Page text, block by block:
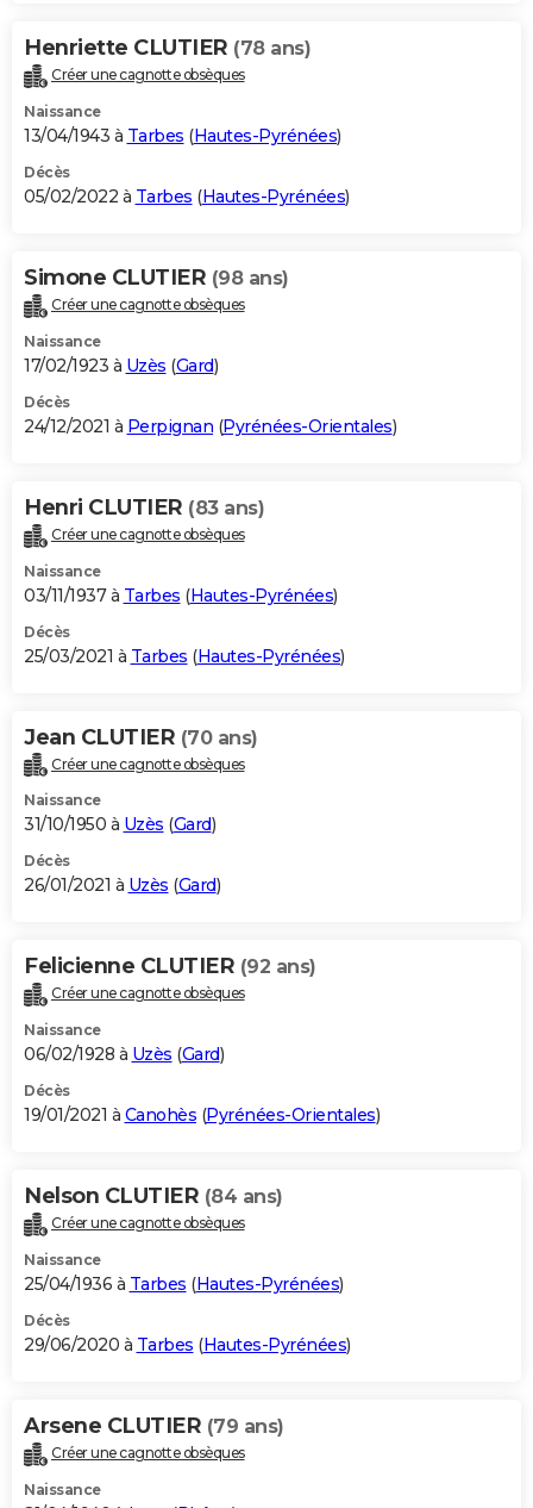
Henriette CLUTIER (78 ans)
Créer une cagnotte obsèques
Naissance
13/04/1943 à Tarbes (Hautes-Pyrénées)
Décès
05/02/2022 à Tarbes (Hautes-Pyrénées)
Simone CLUTIER (98 ans)
Créer une cagnotte obsèques
Naissance
17/02/1923 à Uzès (Gard)
Décès
24/12/2021 à Perpignan (Pyrénées-Orientales)
Henri CLUTIER (83 ans)
Créer une cagnotte obsèques
Naissance
03/11/1937 à Tarbes (Hautes-Pyrénées)
Décès
25/03/2021 à Tarbes (Hautes-Pyrénées)
Jean CLUTIER (70 ans)
Créer une cagnotte obsèques
Naissance
31/10/1950 à Uzès (Gard)
Décès
26/01/2021 à Uzès (Gard)
Felicienne CLUTIER (92 ans)
Créer une cagnotte obsèques
Naissance
06/02/1928 à Uzès (Gard)
Décès
19/01/2021 à Canohès (Pyrénées-Orientales)
Nelson CLUTIER (84 ans)
Créer une cagnotte obsèques
Naissance
25/04/1936 à Tarbes (Hautes-Pyrénées)
Décès
29/06/2020 à Tarbes (Hautes-Pyrénées)
Arsene CLUTIER (79 ans)
Créer une cagnotte obsèques
Naissance